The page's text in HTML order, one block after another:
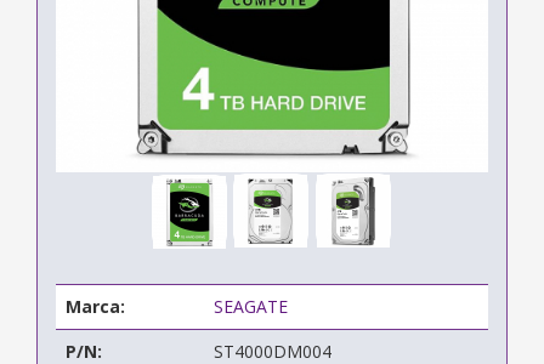
Marca:
SEAGATE
P/N:
ST4000DM004